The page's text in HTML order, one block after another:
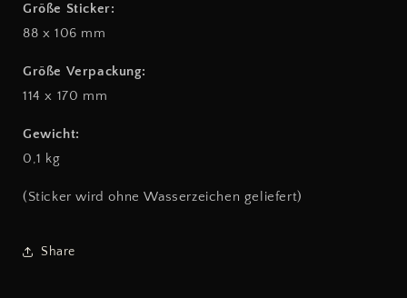
Größe Sticker:
88 x 106 mm
Größe Verpackung:
114 x 170 mm
Gewicht:
0,1 kg
(Sticker wird ohne Wasserzeichen geliefert)
Share